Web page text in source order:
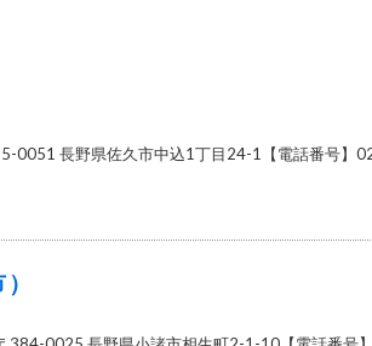
0051 長野県佐久市中込1丁目24-1【電話番号】